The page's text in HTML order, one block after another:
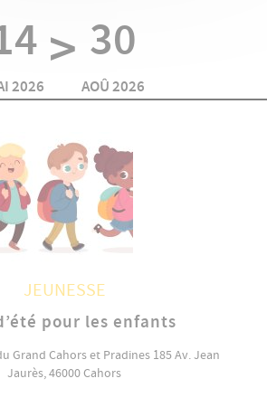
2026 > 30
AOÛ 2026
JEUNESSE
pour les enfants
Grand Cahors et Pradines 185 Av. Jean
Jaurès, 46000 Cahors